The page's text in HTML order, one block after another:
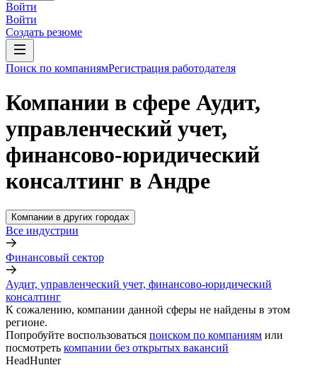
Войти
Войти
Создать резюме
Поиск по компаниямРегистрация работодателя
Компании в сфере Аудит,
управленческий учет,
финансово-юридический
консалтинг в Андре
Компании в других городах
Все индустрии
Финансовый сектор
Аудит, управленческий учет, финансово-юридический
консалтинг
К сожалению, компании данной сферы не найдены в этом
регионе.
Попробуйте воспользоваться поиском по компаниям или
посмотреть компании без открытых вакансий
HeadHunter